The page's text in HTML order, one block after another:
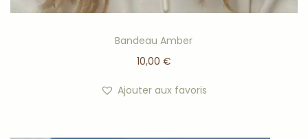
Bandeau Amber
10,00 €
Ajouter aux favoris